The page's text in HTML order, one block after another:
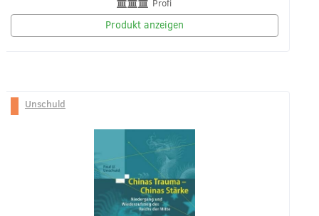
Profi
Produkt anzeigen
Unschuld